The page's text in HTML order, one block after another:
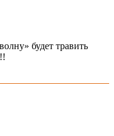
будет травить